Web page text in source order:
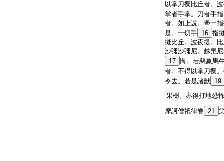
以掌刀擬比丘者。
掌者手掌。刀者手
者。如上説。擧一
是。一切手 16 指
擬比丘。波夜提。
沙彌沙彌尼。越毘
17 悔。若惡象馬
者。不得以掌刀擬
令去。若是諸獸 19
果樹。亦得打地恐
摩訶僧祇律卷 21